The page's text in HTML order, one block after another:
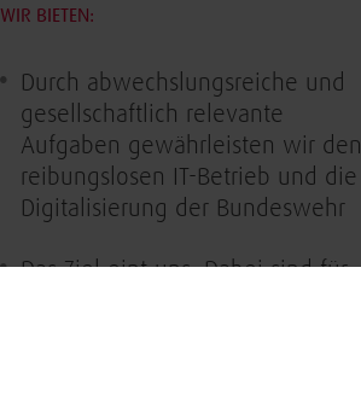
WIR BIETEN:
Durch abwechslungsreiche und
gesellschaftlich relevante
Aufgaben gewährleisten wir den
reibungslosen IT-Betrieb und die
Digitalisierung der Bundeswehr
Das Ziel eint uns. Dabei sind für